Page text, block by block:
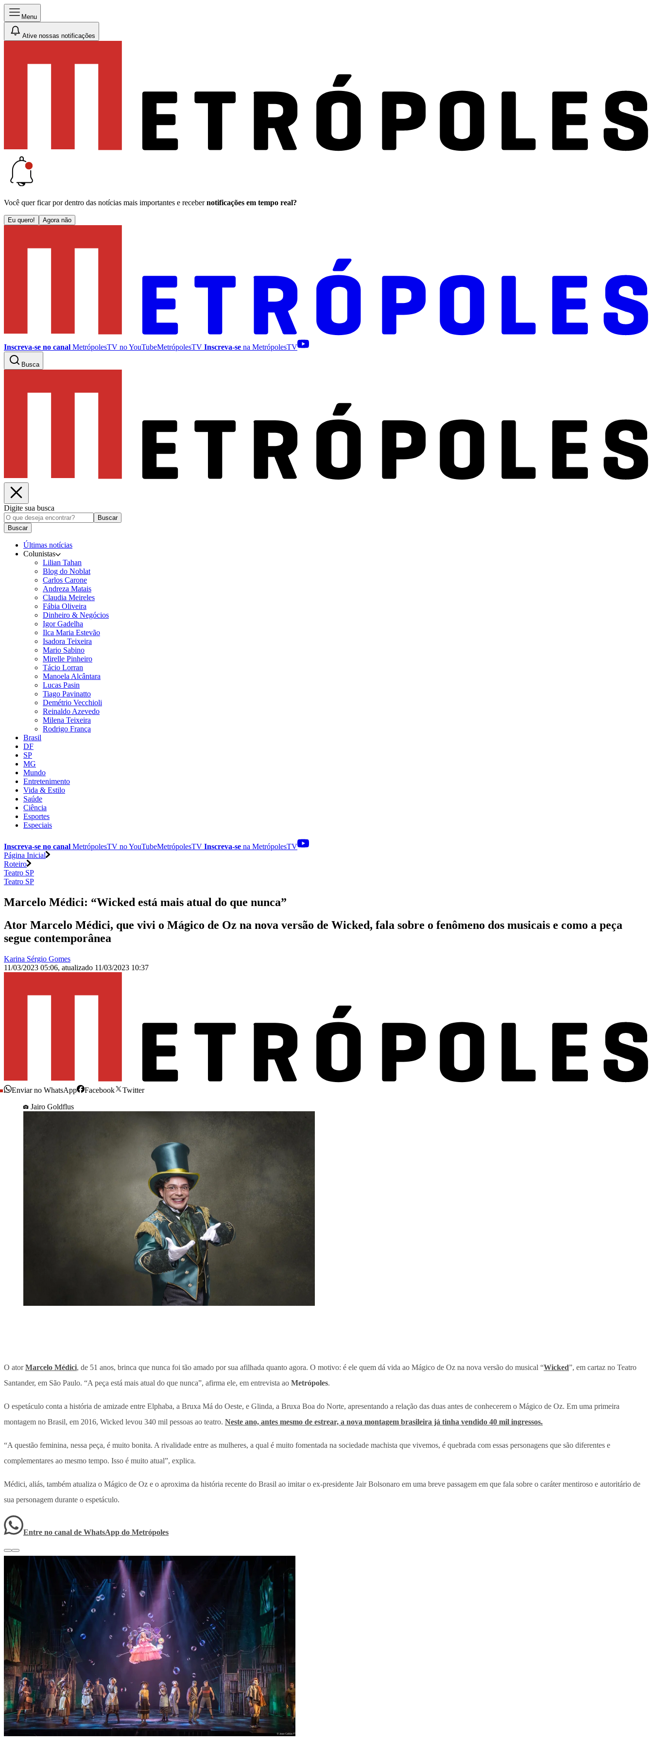
Menu
Ative nossas notificações
Você quer ficar por dentro das notícias mais importantes e receber notificações em tempo real?
Eu quero! Agora não
Inscreva-se no canal MetrópolesTV noYouTubeMetrópolesTV Inscreva-se na MetrópolesTV
Busca
Digite sua busca
Buscar
Buscar
Últimas notícias
Colunistas
Lilian Tahan
Blog do Noblat
Carlos Carone
Andreza Matais
Claudia Meireles
Fábia Oliveira
Dinheiro & Negócios
Igor Gadelha
Ilca Maria Estevão
Isadora Teixeira
Mario Sabino
Mirelle Pinheiro
Tácio Lorran
Manoela Alcântara
Lucas Pasin
Tiago Pavinatto
Demétrio Vecchioli
Reinaldo Azevedo
Milena Teixeira
Rodrigo França
Brasil
DF
SP
MG
Mundo
Entretenimento
Vida & Estilo
Saúde
Ciência
Esportes
Especiais
Inscreva-se no canal MetrópolesTV noYouTubeMetrópolesTV Inscreva-se na MetrópolesTV
Página Inicial
Roteiro
Teatro SP
Teatro SP
Marcelo Médici: “Wicked está mais atual do que nunca”
Ator Marcelo Médici, que vivi o Mágico de Oz na nova versão de Wicked, fala sobre o fenômeno dos musicais e como a peça
segue contemporânea
Karina Sérgio Gomes
11/03/2023 05:06, atualizado 11/03/2023 10:37
Enviar no WhatsApp Facebook
Twitter
Jairo Goldflus
O atorMarcelo Médici, de 51 anos, brinca que nunca foi tão amado por sua afilhada quanto agora. O motivo: é ele quem dá vida ao Mágico de Oz na nova versão do musical “Wicked”, em cartaz no Teatro
Santander, em São Paulo. “A peça está mais atual do que nunca”, afirma ele, em entrevista ao Metrópoles.
O espetáculo conta a história de amizade entre Elphaba, a Bruxa Má do Oeste, e Glinda, a Bruxa Boa do Norte, apresentando a relação das duas antes de conhecerem o Mágico de Oz. Em uma primeira
montagem no Brasil, em 2016, Wicked levou 340 mil pessoas ao teatro. Neste ano, antes mesmo de estrear, a nova montagem brasileira já tinha vendido 40 mil ingressos.
“A questão feminina, nessa peça, é muito bonita. A rivalidade entre as mulheres, a qual é muito fomentada na sociedade machista que vivemos, é quebrada com essas personagens que são diferentes e
complementares ao mesmo tempo. Isso é muito atual”, explica.
Médici, aliás, também atualiza o Mágico de Oz e o aproxima da história recente do Brasil ao imitar o ex-presidente Jair Bolsonaro em uma breve passagem em que fala sobre o caráter mentiroso e autoritário de
sua personagem durante o espetáculo.
Entre no canal de WhatsApp do Metrópoles